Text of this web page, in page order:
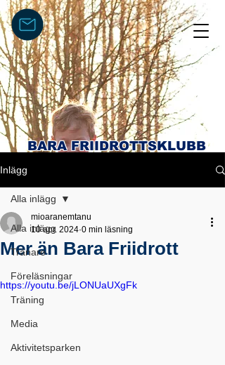
BARA FRIIDROTTSKLUBB
Inlägg
Alla inlägg
Tränare
Föreläsningar
Träning
Media
Aktivitetsparken
Alla inlägg
Mer än Bara Friidrott
mioaranemtanu
10 apr. 2024 0 min läsning
https://youtu.be/jLONUaUXgFk